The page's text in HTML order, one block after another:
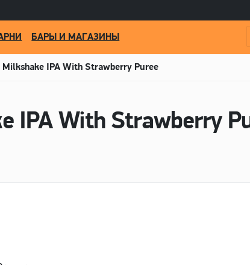
БАРЫ И МАГАЗИНЫ
Milkshake IPA With Strawberry Puree